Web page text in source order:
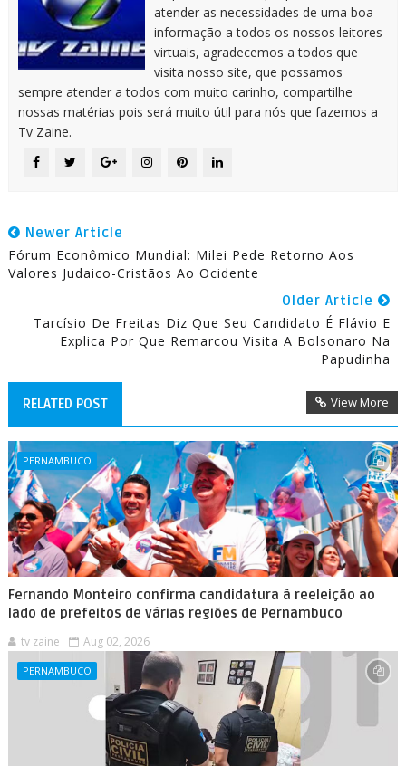
atender as necessidades de uma boa
informação a todos os nossos leitores
virtuais, agradecemos a todos que
visita nosso site, que possamos
sempre atender a todos com muito carinho, compartilhe
nossas matérias pois será muito útil para nós que fazemos a
Tv Zaine.
Newer Article
Fórum Econômico Mundial: Milei Pede Retorno Aos
Valores Judaico-Cristãos Ao Ocidente
Older Article
Tarcísio De Freitas Diz Que Seu Candidato É Flávio E
Explica Por Que Remarcou Visita A Bolsonaro Na
Papudinha
RELATED POST View More
PERNAMBUCO
Fernando Monteiro confirma candidatura à reeleição ao
lado de prefeitos de várias regiões de Pernambuco
tv zaine Aug 02, 2026
PERNAMBUCO